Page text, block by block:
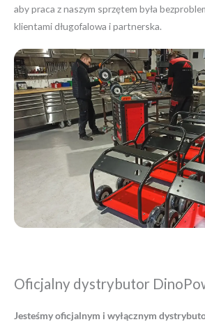
aby praca z naszym sprzętem była
klientami długofalowa i partnerska.
Oficjalny dystrybutor
Jesteśmy oficjalnym i wyłącznym